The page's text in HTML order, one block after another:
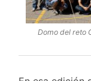
Domo del reto